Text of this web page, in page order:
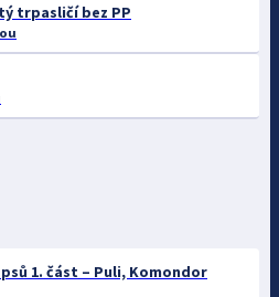
trpasličí bez PP
1. část – Puli, Komondor